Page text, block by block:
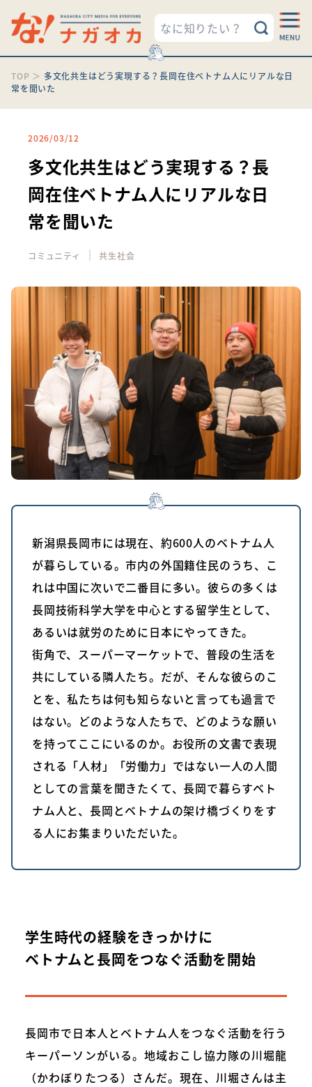
TOP ＞ 多文化共生はどう実現する？長岡在住ベトナム人にリアルな日
常を聞いた
2026/03/12
多文化共生はどう実現する？長
岡在住ベトナム人にリアルな日
常を聞いた
コミュニティ ｜共生社会
新潟県長岡市には現在、約600人のベトナム人
が暮らしている。市内の外国籍住民のうち、こ
れは中国に次いで二番目に多い。彼らの多くは
長岡技術科学大学を中心とする留学生として、
あるいは就労のために日本にやってきた。
街角で、スーパーマーケットで、普段の生活を
共にしている隣人たち。だが、そんな彼らのこ
とを、私たちは何も知らないと言っても過言で
はない。どのような人たちで、どのような願い
を持ってここにいるのか。お役所の文書で表現
される「人材」「労働力」ではない一人の人間
としての言葉を聞きたくて、長岡で暮らすベト
ナム人と、長岡とベトナムの架け橋づくりをす
る人にお集まりいただいた。
学生時代の経験をきっかけに
ベトナムと長岡をつなぐ活動を開始
長岡市で日本人とベトナム人をつなぐ活動を行う
キーパーソンがいる。地域おこし協力隊の川堀龍
（かわぼりたつる）さんだ。現在、川堀さんは主